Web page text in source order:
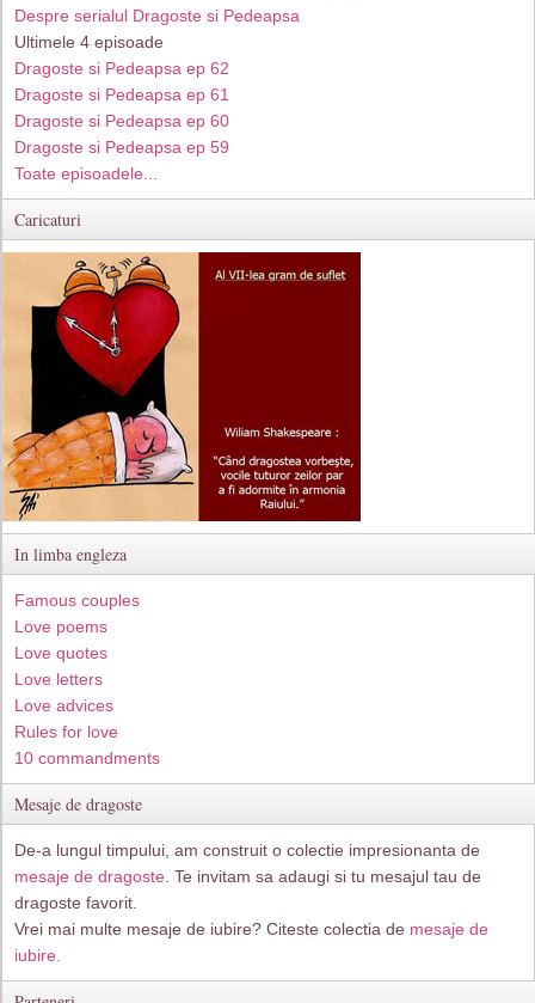
Despre serialul Dragoste si Pedeapsa
Ultimele 4 episoade
Dragoste si Pedeapsa ep 62
Dragoste si Pedeapsa ep 61
Dragoste si Pedeapsa ep 60
Dragoste si Pedeapsa ep 59
Toate episoadele...
Caricaturi
In limba engleza
Famous couples
Love poems
Love quotes
Love letters
Love advices
Rules for love
10 commandments
Mesaje de dragoste
De-a lungul timpului, am construit o colectie impresionanta de
mesaje de dragoste . Te invitam sa adaugi si tu mesajul tau de
dragoste favorit.
Vrei mai multe mesaje de iubire? Citeste colectia de mesaje de
iubire.